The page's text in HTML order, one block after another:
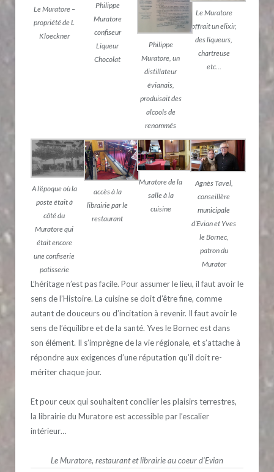
Le Muratore –
propriété de L
Kloeckner
Philippe
Muratore
confiseur
Liqueur
Chocolat
Philippe
Muratore, un
distillateur
évianais,
produisait des
alcools de
renommés
Le Muratore
offrait un elixir,
des liqueurs,
chartreuse
etc…
A l’époque où la
poste était à
côté du
Muratore qui
était encore
une confiserie
patisserie
accès à la
librairie par le
restaurant
Muratore de la
salle à la
cuisine
Agnès Tavel,
conseillère
municipale
d’Evian et Yves
le Bornec,
patron du
Murator
L’héritage n’est pas facile. Pour assumer le lieu, il faut avoir le
sens de l’Histoire. La cuisine se doit d’être fine, comme
autant de douceurs ou d’incitation à revenir. Il faut avoir le
sens de l’équilibre et de la santé. Yves le Bornec est dans
son élément. Il s’imprègne de la vie régionale, et s’attache à
répondre aux exigences d’une réputation qu’il doit re-
mériter chaque jour.
Et pour ceux qui souhaitent concilier les plaisirs terrestres,
la librairie du Muratore est accessible par l’escalier
intérieur…
Le Muratore, restaurant et librairie au coeur d’Evian